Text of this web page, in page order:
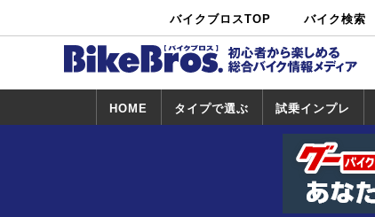
バイクブロスTOP バイク検索
中古バイ
ク・新車検
カタログ検
索
ショップ検
索
HOME タイプで選ぶ 試乗インプレ
試乗インプレ
一覧
ホンダ
ヤマハ
スズキ
カワサキ
ハーレー
BMW
トライアンフ
ドゥカティ